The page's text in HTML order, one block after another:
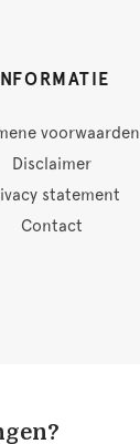
voorwaarden
Disclaimer
statement
Contact